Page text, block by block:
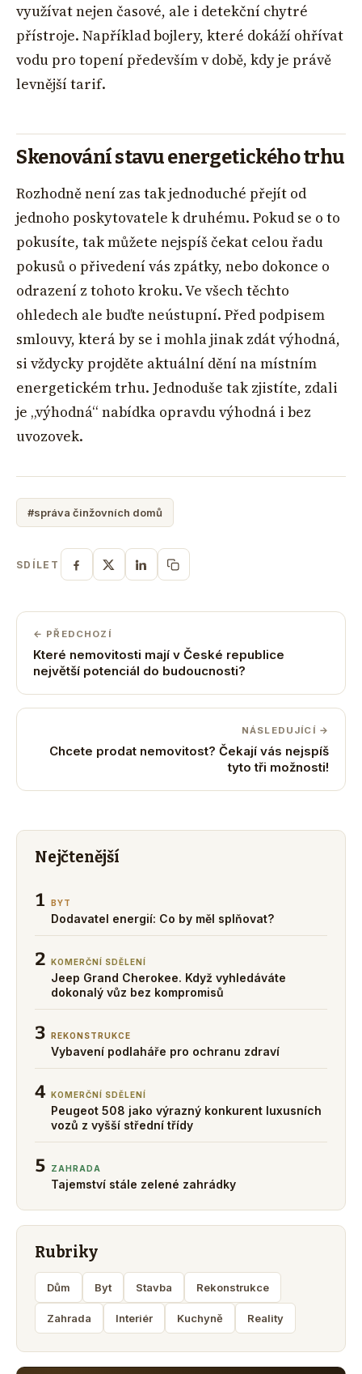
využívat nejen časové, ale i detekční chytré
přístroje. Například bojlery, které dokáží ohřívat
vodu pro topení především v době, kdy je právě
levnější tarif.
Skenování stavu energetického trhu
Rozhodně není zas tak jednoduché přejít od
jednoho poskytovatele k druhému. Pokud se o to
pokusíte, tak můžete nejspíš čekat celou řadu
pokusů o přivedení vás zpátky, nebo dokonce o
odrazení z tohoto kroku. Ve všech těchto
ohledech ale buďte neústupní. Před podpisem
smlouvy, která by se i mohla jinak zdát výhodná,
si vždycky projděte aktuální dění na místním
energetickém trhu. Jednoduše tak zjistíte, zdali
je „výhodná“ nabídka opravdu výhodná i bez
uvozovek.
#správa činžovních domů
SDÍLET
← PŘEDCHOZÍ
Které nemovitosti mají v České republice
největší potenciál do budoucnosti?
NÁSLEDUJÍCÍ →
Chcete prodat nemovitost? Čekají vás nejspíš
tyto tři možnosti!
Nejčtenější
1 BYT
Dodavatel energií: Co by měl splňovat?
2 KOMERČNÍ SDĚLENÍ
Jeep Grand Cherokee. Když vyhledáváte
dokonalý vůz bez kompromisů
3 REKONSTRUKCE
Vybavení podlaháře pro ochranu zdraví
4 KOMERČNÍ SDĚLENÍ
Peugeot 508 jako výrazný konkurent luxusních
vozů z vyšší střední třídy
5 ZAHRADA
Tajemství stále zelené zahrádky
Rubriky
Dům Byt Stavba Rekonstrukce
Zahrada Interiér Kuchyně Reality